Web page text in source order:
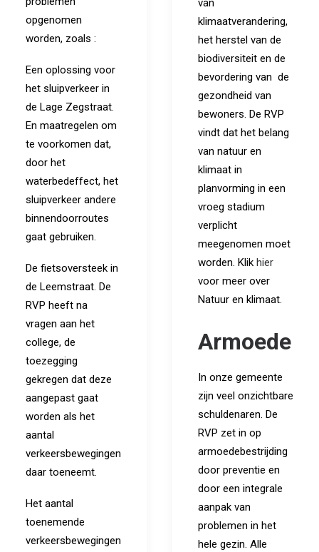
opgenomen
worden, zoals :
Een oplossing voor
het sluipverkeer in
de Lage Zegstraat.
En maatregelen om
te voorkomen dat,
door het
waterbedeffect, het
sluipverkeer andere
binnendoorroutes
gaat gebruiken.
De fietsoversteek in
de Leemstraat. De
RVP heeft na
vragen aan het
college, de
toezegging
gekregen dat deze
aangepast gaat
worden als het
aantal
verkeersbewegingen
daar toeneemt.
Het aantal
toenemende
verkeersbewegingen
van
klimaatverandering,
het herstel van de
biodiversiteit en de
bevordering van de
gezondheid van
bewoners. De RVP
vindt dat het belang
van natuur en
klimaat in
planvorming in een
vroeg stadium
verplicht
meegenomen moet
worden. Klik hier
voor meer over
Natuur en klimaat.
Armoede
In onze gemeente
zijn veel onzichtbare
schuldenaren. De
RVP zet in op
armoedebestrijding
door preventie en
door een integrale
aanpak van
problemen in het
hele gezin. Alle